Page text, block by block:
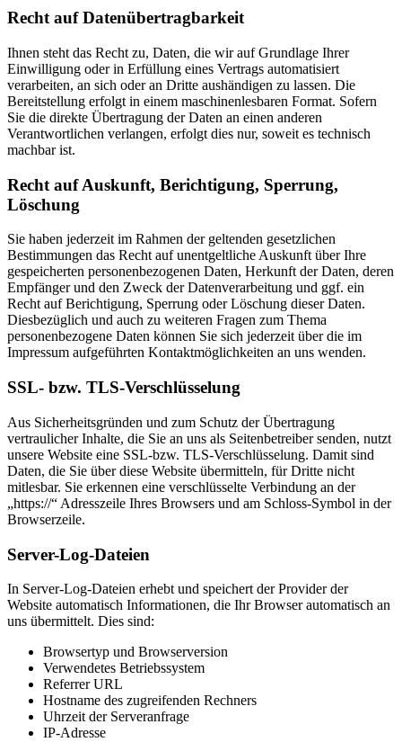
Recht auf Datenübertragbarkeit
Ihnen steht das Recht zu, Daten, die wir auf Grundlage Ihrer
Einwilligung oder in Erfüllung eines Vertrags automatisiert
verarbeiten, an sich oder an Dritte aushändigen zu lassen. Die
Bereitstellung erfolgt in einem maschinenlesbaren Format. Sofern
Sie die direkte Übertragung der Daten an einen anderen
Verantwortlichen verlangen, erfolgt dies nur, soweit es technisch
machbar ist.
Recht auf Auskunft, Berichtigung, Sperrung,
Löschung
Sie haben jederzeit im Rahmen der geltenden gesetzlichen
Bestimmungen das Recht auf unentgeltliche Auskunft über Ihre
gespeicherten personenbezogenen Daten, Herkunft der Daten, deren
Empfänger und den Zweck der Datenverarbeitung und ggf. ein
Recht auf Berichtigung, Sperrung oder Löschung dieser Daten.
Diesbezüglich und auch zu weiteren Fragen zum Thema
personenbezogene Daten können Sie sich jederzeit über die im
Impressum aufgeführten Kontaktmöglichkeiten an uns wenden.
SSL- bzw. TLS-Verschlüsselung
Aus Sicherheitsgründen und zum Schutz der Übertragung
vertraulicher Inhalte, die Sie an uns als Seitenbetreiber senden, nutzt
unsere Website eine SSL-bzw. TLS-Verschlüsselung. Damit sind
Daten, die Sie über diese Website übermitteln, für Dritte nicht
mitlesbar. Sie erkennen eine verschlüsselte Verbindung an der
„https://“ Adresszeile Ihres Browsers und am Schloss-Symbol in der
Browserzeile.
Server-Log-Dateien
In Server-Log-Dateien erhebt und speichert der Provider der
Website automatisch Informationen, die Ihr Browser automatisch an
uns übermittelt. Dies sind:
Browsertyp und Browserversion
Verwendetes Betriebssystem
Referrer URL
Hostname des zugreifenden Rechners
Uhrzeit der Serveranfrage
IP-Adresse